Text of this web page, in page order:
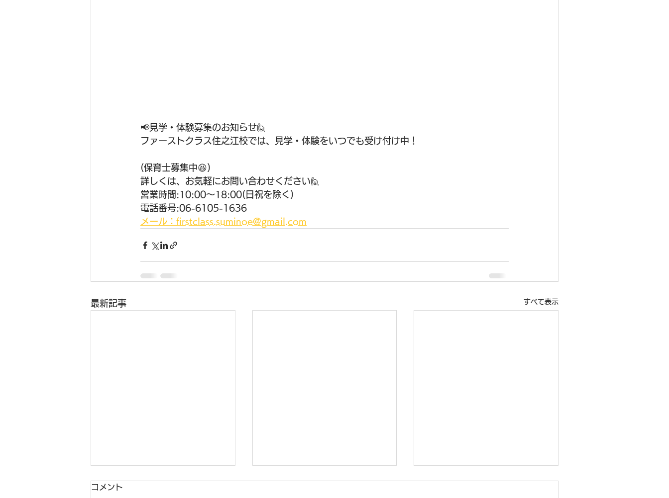
📢見学・体験募集のお知らせ🙋
ファーストクラス住之江校では、見学・体験をいつでも受け付け中！
(保育士募集中😆)
詳しくは、お気軽にお問い合わせください🙋
営業時間:10:00〜18:00(日祝を除く)
電話番号:06-6105-1636
メール：firstclass.suminoe@gmail.com
最新記事 すべて表示
コメント